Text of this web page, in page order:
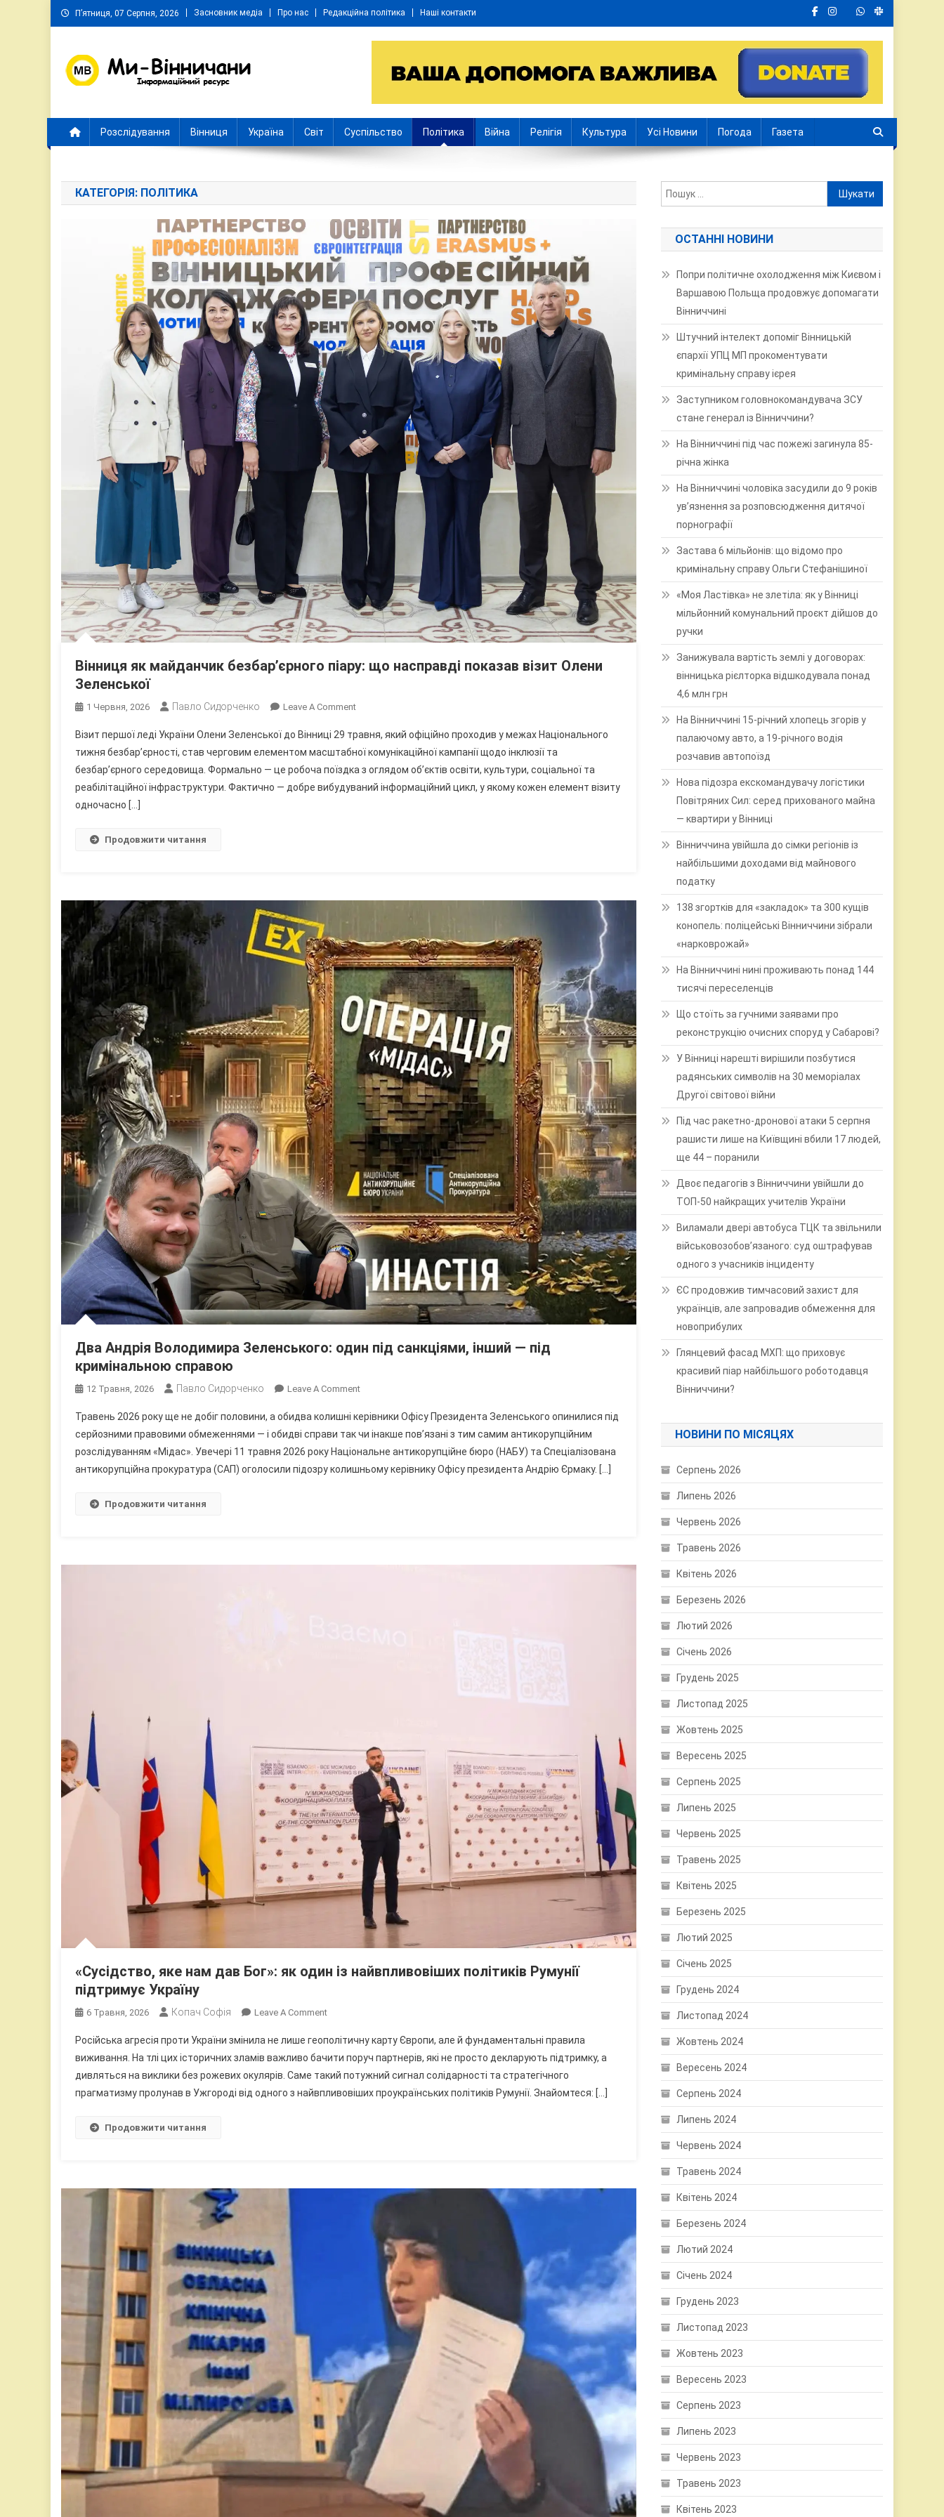
Skip
to
П’ятниця, 07 Серпня, 2026 Засновник медіа Про нас Редакційна політика Наші контакти
Розслідування Вінниця Україна Світ Суспільство Політика Війна Релігія Культура Усі Новини Погода Газета
КАТЕГОРІЯ: ПОЛІТИКА
Вінниця як майданчик безбар’єрного піару: що насправді показав візит Олени
Зеленської
1 Червня, 2026 Павло Сидорченко Leave A CommentOn
Як
Майданчик
Безбар’єрного
Піару:
Візит першої леді України Олени Зеленської до Вінниці 29 травня, який офіційно проходив у межах Національного
тижня безбар’єрності, став черговим елементом масштабної комунікаційної кампанії щодо інклюзії та
безбар’єрного середовища. Формально — це робоча поїздка з оглядом об’єктів освіти, культури, соціальної та
реабілітаційної інфраструктури. Фактично — добре вибудуваний інформаційний цикл, у якому кожен елемент візиту
одночасно […]
Продовжити читання
Два Андрія Володимира Зеленського: один під санкціями, інший — під
кримінальною справою
12 Травня, 2026 Павло Сидорченко Leave A CommentOn
Андрія
Володимира
Зеленського:
Один
Кримінальною
Травень 2026 року ще не добіг половини, а обидва колишні керівники Офісу Президента Зеленського опинилися під
серйозними правовими обмеженнями — і обидві справи так чи інакше пов’язані з тим самим антикорупційним
розслідуванням «Мідас». Увечері 11 травня 2026 року Національне антикорупційне бюро (НАБУ) та Спеціалізована
антикорупційна прокуратура (САП) оголосили підозру колишньому керівнику Офісу президента Андрію Єрмаку. […]
Продовжити читання
«Сусідство, яке нам дав Бог»: як один із найвпливовіших політиків Румунії
підтримує Україну
6 Травня, 2026 Копач Софія Leave A CommentOn
Яке
Нам
Дав
Бог»:
Румунії
Російська агресія проти України змінила не лише геополітичну карту Європи, але й фундаментальні правила
виживання. На тлі цих історичних зламів важливо бачити поруч партнерів, які не просто декларують підтримку, а
дивляться на виклики без рожевих окулярів. Саме такий потужний сигнал солідарності та стратегічного
прагматизму пролунав в Ужгороді від одного з найвпливовіших проукраїнських політиків Румунії. Знайомтеся: […]
Продовжити читання
Пошук:
ОСТАННІ НОВИНИ
Попри політичне охолодження між Києвом і
Варшавою Польща продовжує допомагати
Вінниччині
Штучний інтелект допоміг Вінницькій
єпархії УПЦ МП прокоментувати
кримінальну справу ієрея
Заступником головнокомандувача ЗСУ
стане генерал із Вінниччини?
На Вінниччині під час пожежі загинула 85-
річна жінка
На Вінниччині чоловіка засудили до 9 років
ув’язнення за розповсюдження дитячої
порнографії
Застава 6 мільйонів: що відомо про
кримінальну справу Ольги Стефанішиної
«Моя Ластівка» не злетіла: як у Вінниці
мільйонний комунальний проєкт дійшов до
ручки
Занижувала вартість землі у договорах:
вінницька рієлторка відшкодувала понад
4,6 млн грн
На Вінниччині 15-річний хлопець згорів у
палаючому авто, а 19-річного водія
розчавив автопоїзд
Нова підозра екскомандувачу логістики
Повітряних Сил: серед прихованого майна
— квартири у Вінниці
Вінниччина увійшла до сімки регіонів із
найбільшими доходами від майнового
податку
138 згортків для «закладок» та 300 кущів
конопель: поліцейські Вінниччини зібрали
«нарковрожай»
На Вінниччині нині проживають понад 144
тисячі переселенців
Що стоїть за гучними заявами про
реконструкцію очисних споруд у Сабарові?
У Вінниці нарешті вирішили позбутися
радянських символів на 30 меморіалах
Другої світової війни
Під час ракетно-дронової атаки 5 серпня
рашисти лише на Київщині вбили 17 людей,
ще 44 – поранили
Двоє педагогів з Вінниччини увійшли до
ТОП-50 найкращих учителів України
Виламали двері автобуса ТЦК та звільнили
військовозобов’язаного: суд оштрафував
одного з учасників інциденту
ЄС продовжив тимчасовий захист для
українців, але запровадив обмеження для
новоприбулих
Глянцевий фасад МХП: що приховує
красивий піар найбільшого роботодавця
Вінниччини?
НОВИНИ ПО МІСЯЦЯХ
Серпень 2026
Липень 2026
Червень 2026
Травень 2026
Квітень 2026
Березень 2026
Лютий 2026
Січень 2026
Грудень 2025
Листопад 2025
Жовтень 2025
Вересень 2025
Серпень 2025
Липень 2025
Червень 2025
Травень 2025
Квітень 2025
Березень 2025
Лютий 2025
Січень 2025
Грудень 2024
Листопад 2024
Жовтень 2024
Вересень 2024
Серпень 2024
Липень 2024
Червень 2024
Травень 2024
Квітень 2024
Березень 2024
Лютий 2024
Січень 2024
Грудень 2023
Листопад 2023
Жовтень 2023
Вересень 2023
Серпень 2023
Липень 2023
Червень 2023
Травень 2023
Квітень 2023